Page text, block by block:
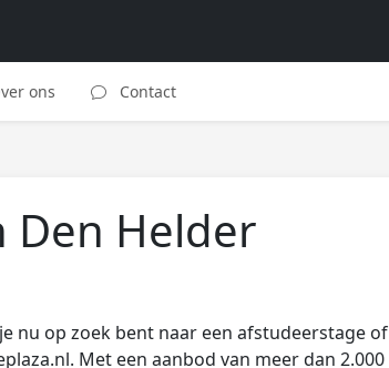
ons Contact
Den Helder
nu op zoek bent naar een afstudeerstage of
Met een aanbod van meer dan 2.000